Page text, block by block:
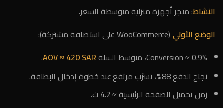
النشاط: متجر أجهزة منزلية متوسطة السعر.
الوضع الأولي (WooCommerce على استضافة مشتركة):
Conversion ≈ 0.9%، متوسط السلة
AOV ≈ 420 SAR
.
نجاح الدفع 88%، تسرّب مرتفع عند خطوة إدخال البطاقة.
زمن تحميل الصفحة الرئيسية ≈ 4.2 ث.